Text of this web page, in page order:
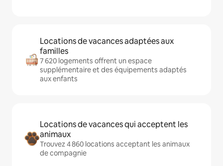
Locations de vacances adaptées aux
familles
7 620 logements offrent un espace
supplémentaire et des équipements adaptés
aux enfants
Locations de vacances qui acceptent les
animaux
Trouvez 4 860 locations acceptant les animaux
de compagnie